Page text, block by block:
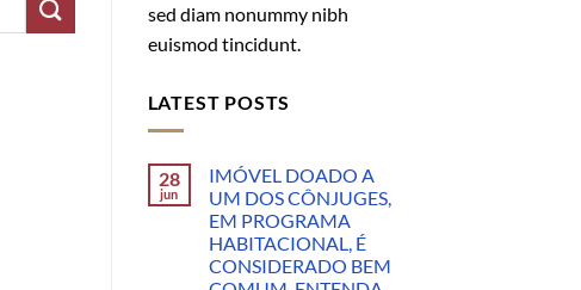
sed diam nonummy nibh
euismod tincidunt.
LATEST POSTS
28
jun
IMÓVEL DOADO A
UM DOS CÔNJUGES,
EM PROGRAMA
HABITACIONAL, É
CONSIDERADO BEM